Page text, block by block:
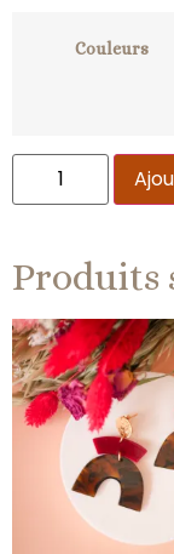
Couleurs
Produits